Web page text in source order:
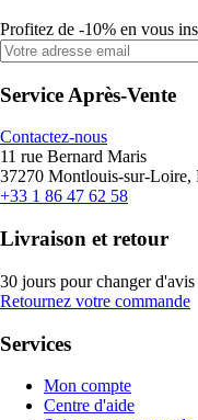
Profitez de -10% en vous
Service Après-Vente
Contactez-nous
11 rue Bernard Maris
37270 Montlouis-sur-Loire,
+33 1 86 47 62 58
Livraison et retour
30 jours pour changer d'avis
Retournez votre commande
Services
Mon compte
Centre d'aide